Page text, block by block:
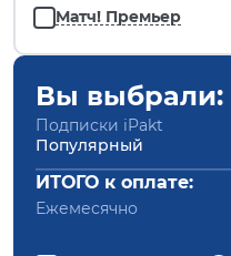
Матч! Премьер
Вы выбрали:
Подписки iPakt
Популярный
ИТОГО к оплате:
Ежемесячно